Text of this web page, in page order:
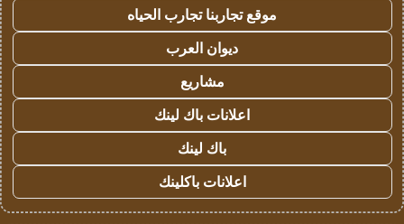
موقع تجاربنا تجارب الحياه
ديوان العرب
مشاريع
اعلانات باك لينك
باك لينك
اعلانات باكلينك